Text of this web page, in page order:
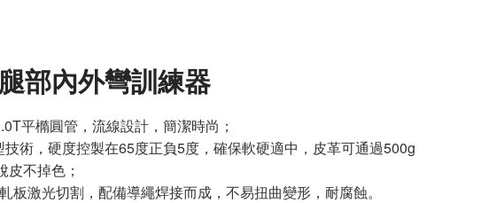
部內外彎訓練器
平橢圓管，流線設計，簡潔時尚；
術，硬度控製在65度正負5度，確保軟硬適中，皮革可通過500g
不掉色；
板激光切割，配備導繩焊接而成，不易扭曲變形，耐腐蝕。